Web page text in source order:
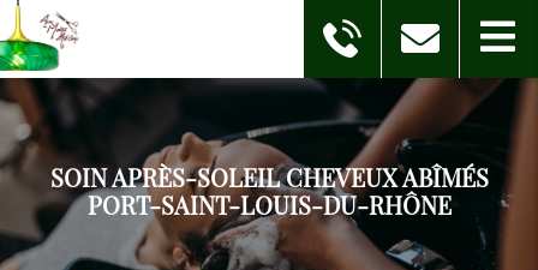
SOIN APRÈS-SOLEIL CHEVEUX ABÎMÉS
PORT-SAINT-LOUIS-DU-RHÔNE